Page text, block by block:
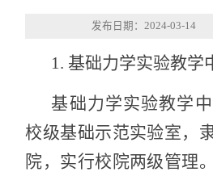
发布日期：2024-03-14
1. 基础力学实验教学
基础力学实验教学
校级基础示范实验室，
院，实行校院两级管理